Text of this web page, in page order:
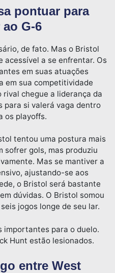
pontuar para
G-6
de fato. Mas o Bristol
acessível a se enfrentar. Os
em suas atuações
em sua competitividade
chegue a liderança da
para si valerá vaga dentro
os playoffs.
tentou uma postura mais
sofrer gols, mas produziu
Mas se mantiver a
ajustando-se aos
o Bristol será bastante
dúvidas. O Bristol somou
jogos longe de seu lar.
importantes para o duelo.
Hunt estão lesionados.
entre West